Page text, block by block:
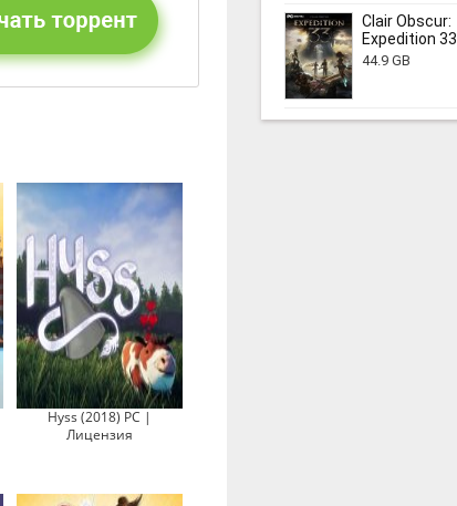
Hyss (2018) PC |
Лицензия
Clair Obscur:
Expedition 33
44.9 GB